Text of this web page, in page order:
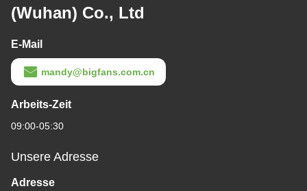
(Wuhan) Co., Ltd
E-Mail
mandy@bigfans.com.cn
Arbeits-Zeit
09:00-05:30
Unsere Adresse
Adresse